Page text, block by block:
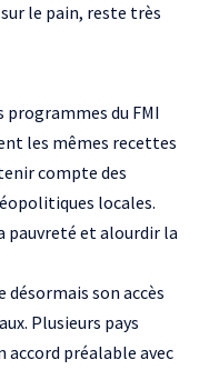
le pain, reste très
programmes du FMI
les mêmes recettes
compte des
locales.
pauvreté et alourdir la
son accès
Plusieurs pays
accord préalable avec